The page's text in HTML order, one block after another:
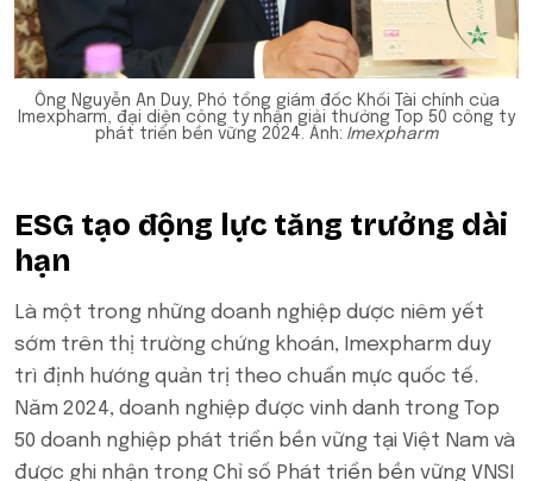
Ông Nguyễn An Duy, Phó tổng giám đốc Khối Tài chính của
Imexpharm, đại diện công ty nhận giải thưởng Top 50 công ty
phát triển bền vững 2024. Ảnh: Imexpharm
ESG tạo động lực tăng trưởng dài
hạn
Là một trong những doanh nghiệp dược niêm yết
sớm trên thị trường chứng khoán, Imexpharm duy
trì định hướng quản trị theo chuẩn mực quốc tế.
Năm 2024, doanh nghiệp được vinh danh trong Top
50 doanh nghiệp phát triển bền vững tại Việt Nam và
được ghi nhận trong Chỉ số Phát triển bền vững VNSI